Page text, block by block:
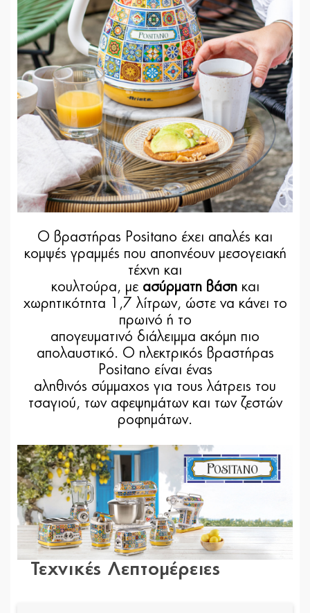
Ο βραστήρας Positano έχει απαλές και
κομψές γραμμές που αποπνέουν μεσογειακή
τέχνη και
κουλτούρα, με ασύρματη βάσηκαι
χωρητικότητα 1,7 λίτρων, ώστε να κάνει το
πρωινό ή το
απογευματινό διάλειμμα ακόμη πιο
απολαυστικό. Ο ηλεκτρικός βραστήρας
Positano είναι ένας
αληθινός σύμμαχος για τους λάτρεις του
τσαγιού, των αφεψημάτων και των ζεστών
ροφημάτων.
Τεχνικές Λεπτομέρειες